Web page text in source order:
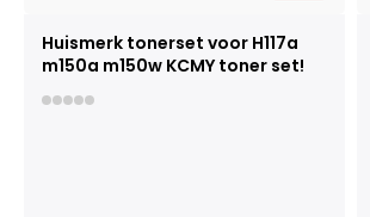
Huismerk tonerset voor H117a
m150a m150w KCMY toner set!